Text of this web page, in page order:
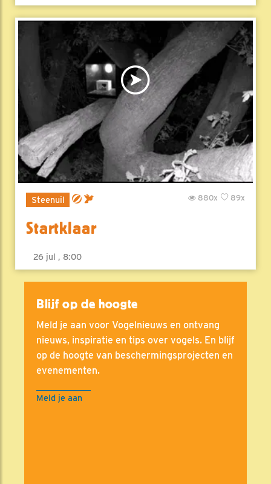
Steenuil 89x
880x
Startklaar
26 jul , 8:00
Blijf op de hoogte
Meld je aan voor Vogelnieuws en ontvang
nieuws, inspiratie en tips over vogels. En blijf
op de hoogte van beschermingsprojecten en
evenementen.
Meld je aan